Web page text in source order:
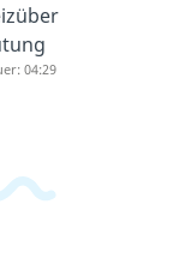
04:29